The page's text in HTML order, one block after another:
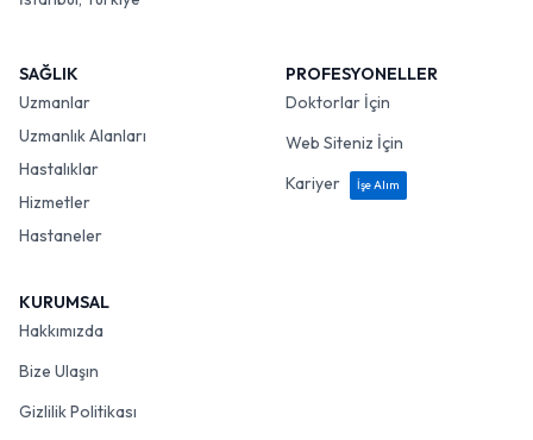
SAĞLIK
Uzmanlar
Uzmanlık Alanları
Hastalıklar
Hizmetler
Hastaneler
PROFESYONELLER
Doktorlar İçin
Web Siteniz İçin
Kariyer
İşe Alım
KURUMSAL
Hakkımızda
Bize Ulaşın
Gizlilik Politikası